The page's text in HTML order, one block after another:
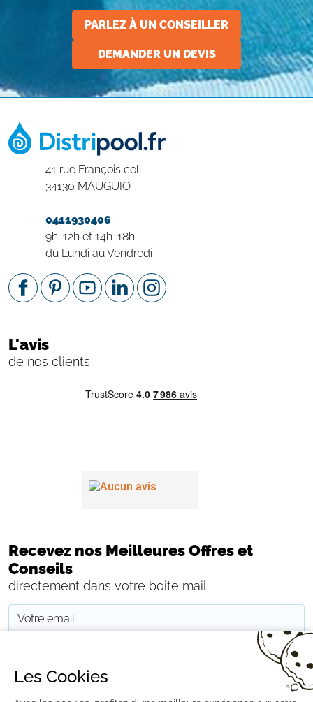
PARLEZ À UN CONSEILLER
DEMANDER UN DEVIS
41 rue François coli
34130 MAUGUIO
0411930406
9h-12h et 14h-18h
du Lundi au Vendredi
L'avis
de nos clients
Recevez nos Meilleures Offres et
Conseils
directement dans votre boite mail.
Les Cookies